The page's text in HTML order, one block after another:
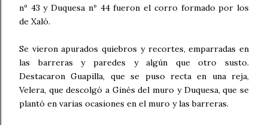
nº 43 y Duquesa nº 44 fueron el corro formado por los
de Xaló.
Se vieron apurados quiebros y recortes, emparradas en
las barreras y paredes y algún que otro susto.
Destacaron Guapilla, que se puso recta en una reja,
Velera, que descolgó a Ginés del muro y Duquesa, que se
plantó en varias ocasiones en el muro y las barreras.